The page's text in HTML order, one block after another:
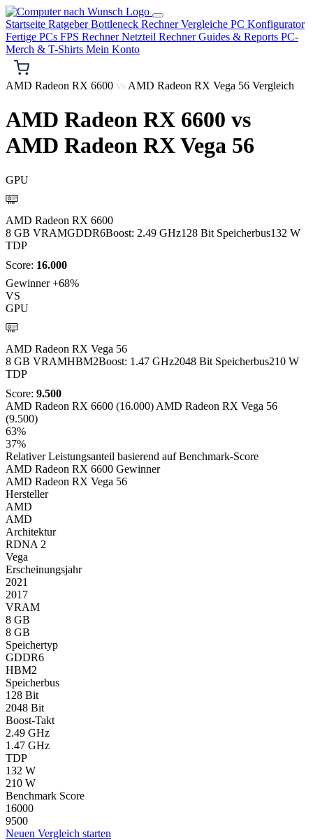
Startseite RatgeberBottleneck RechnerVergleiche PC Konfigurator
Fertige PCs FPS RechnerNetzteil RechnerGuides & Reports PC-
Merch & T-Shirts Mein Konto
AMD Radeon RX 6600 vs AMD Radeon RX Vega 56 Vergleich
AMD Radeon RX 6600 vs
AMD Radeon RX Vega 56
GPU
AMD Radeon RX 6600
8 GB VRAMGDDR6Boost: 2.49 GHz128 Bit Speicherbus132 W
TDP
Score: 16.000
Gewinner+68%
VS
GPU
AMD Radeon RX Vega 56
8 GB VRAMHBM2Boost: 1.47 GHz2048 Bit Speicherbus210 W
TDP
Score: 9.500
AMD Radeon RX 6600 (16.000) AMD Radeon RX Vega 56
(9.500)
63%
37%
Relativer Leistungsanteil basierend auf Benchmark-Score
AMD Radeon RX 6600 Gewinner
AMD Radeon RX Vega 56
Hersteller
AMD
AMD
Architektur
RDNA 2
Vega
Erscheinungsjahr
2021
2017
VRAM
8 GB
8 GB
Speichertyp
GDDR6
HBM2
Speicherbus
128 Bit
2048 Bit
Boost-Takt
2.49 GHz
1.47 GHz
TDP
132 W
210 W
Benchmark Score
16000
9500
Neuen Vergleich starten